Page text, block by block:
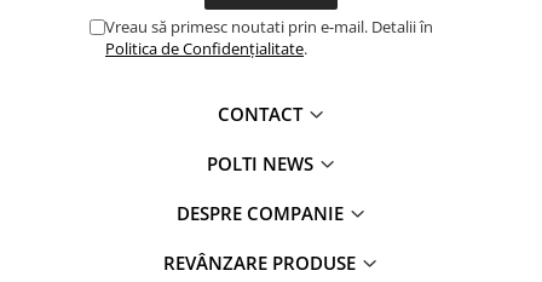
Vreau să primesc noutati prin e-mail. Detalii în
Politica de Confidențialitate.
CONTACT
POLTI NEWS
DESPRE COMPANIE
REVÂNZARE PRODUSE